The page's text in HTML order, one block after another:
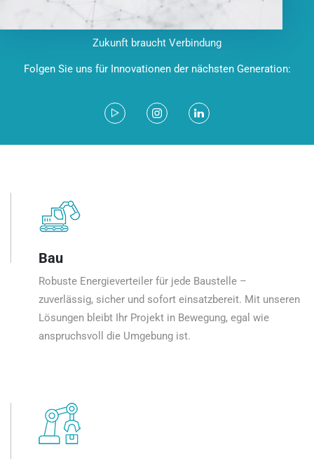
Zukunft braucht Verbindung
Folgen Sie uns für Innovationen der nächsten Generation:
Bau
Robuste Energieverteiler für jede Baustelle –
zuverlässig, sicher und sofort einsatzbereit. Mit unseren
Lösungen bleibt Ihr Projekt in Bewegung, egal wie
anspruchsvoll die Umgebung ist.